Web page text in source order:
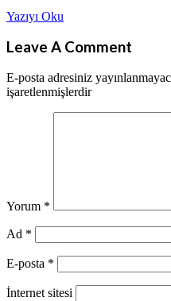
Yazıyı Oku
Leave A Comment
E-posta adresiniz
işaretlenmişlerdir
Yorum *
Ad *
E-posta *
İnternet sitesi